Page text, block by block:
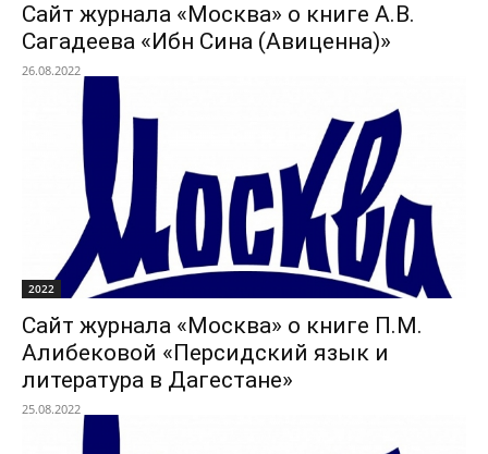
Сайт журнала «Москва» о книге А.В.
Сагадеева «Ибн Сина (Авиценна)»
26.08.2022
2022
Сайт журнала «Москва» о книге П.М.
Алибековой «Персидский язык и
литература в Дагестане»
25.08.2022